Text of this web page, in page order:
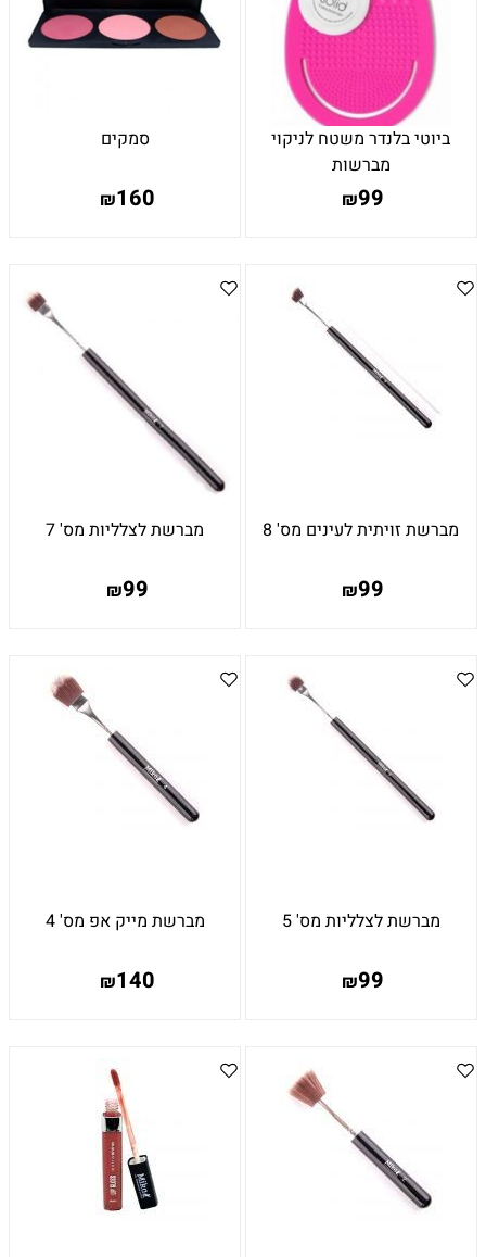
ביוטי בלנדר משטח לניקוי
מברשות
₪99
סמקים
₪160
מברשת זויתית לעינים מס' 8
₪99
מברשת לצלליות מס' 7
₪99
מברשת לצלליות מס' 5
₪99
מברשת מייק אפ מס' 4
₪140